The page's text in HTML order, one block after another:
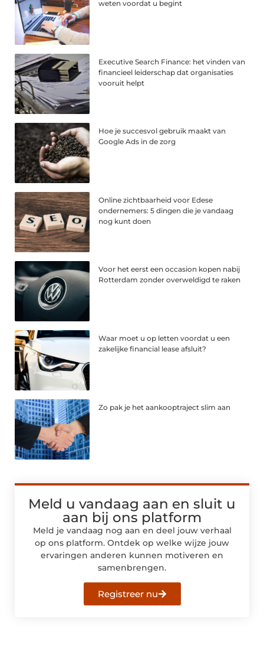
weten voordat u begint
Executive Search Finance: het vinden van
financieel leiderschap dat organisaties
vooruit helpt
Hoe je succesvol gebruik maakt van
Google Ads in de zorg
Online zichtbaarheid voor Edese
ondernemers: 5 dingen die je vandaag
nog kunt doen
Voor het eerst een occasion kopen nabij
Rotterdam zonder overweldigd te raken
Waar moet u op letten voordat u een
zakelijke financial lease afsluit?
Zo pak je het aankooptraject slim aan
Meld u vandaag aan en sluit u
aan bij ons platform
Meld je vandaag nog aan en deel jouw verhaal
op ons platform. Ontdek op welke wijze jouw
ervaringen anderen kunnen motiveren en
samenbrengen.
Registreer nu